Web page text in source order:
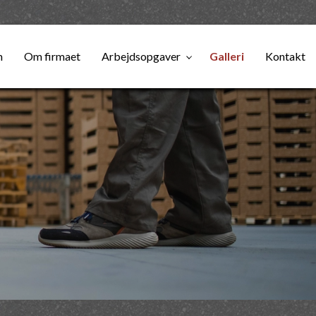
Om firmaet Arbejdsopgaver Galleri Kontakt